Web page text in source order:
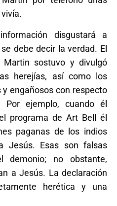
disgustará a
debe decir la verdad. El
sostuvo y divulgó
herejías, así como los
engañosos con respecto
ejemplo, cuando él
programa de Art Bell él
paganas de los indios
Jesús. Esas son falsas
demonio; no obstante,
a Jesús. La declaración
herética y una